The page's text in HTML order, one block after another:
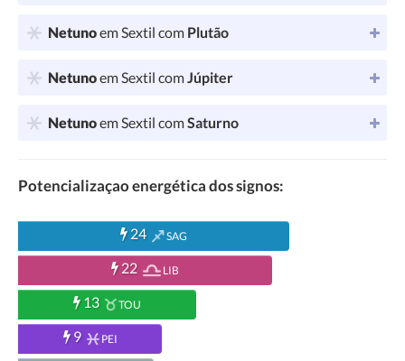
Netunoem Sextil com Plutão
Netunoem Sextil comJúpiter
Netunoem Sextil comSaturno
Potencializaçao energética dos signos:
24 SAG
22 LIB
13 TOU
9 PEI